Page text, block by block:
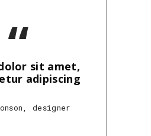
“ sit amet,
adipiscing
designer